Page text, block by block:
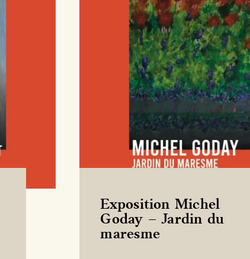
Exposition Michel
Goday – Jardin du
maresme